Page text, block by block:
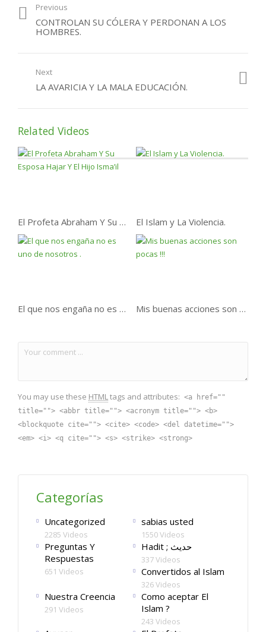
perder el paraíso?
Previous
CONTROLAN SU CÓLERA Y PERDONAN A LOS
HOMBRES.
Next
LA AVARICIA Y LA MALA EDUCACIÓN.
Related Videos
El Profeta Abraham Y Su Esposa Hajar Y El Hijo Isma’il El Islam y La Violencia.
El que nos engaña no es uno de nosotros . Mis buenas acciones son pocas !!!
You may use these HTMLtags and attributes: <a href=""
title=""> <abbr title=""> <acronym title=""> <b>
<blockquote cite=""> <cite> <code> <del datetime="">
<em> <i> <q cite=""> <s> <strike> <strong>
Categorías
Uncategorized
2285 Videos
sabias usted
1550 Videos
Preguntas Y
Respuestas
651 Videos
Hadit ; حديث
337 Videos
Convertidos al Islam
326 Videos
Nuestra Creencia
291 Videos
Como aceptar El
Islam ?
243 Videos